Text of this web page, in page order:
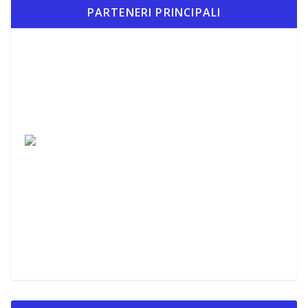
PARTENERI PRINCIPALI